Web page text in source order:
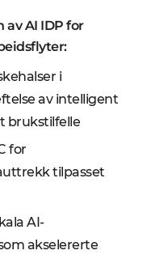
AI IDP for
i
av intelligent
brukstilfelle
for
tilpasset
AI-
akselererte